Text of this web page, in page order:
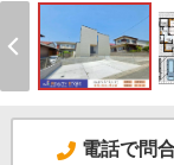
電話で問